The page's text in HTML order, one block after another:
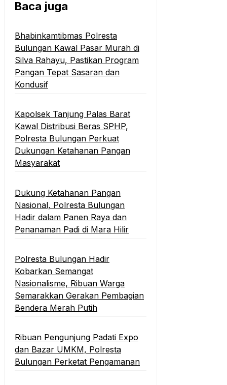
Baca juga
Bhabinkamtibmas Polresta
Bulungan Kawal Pasar Murah di
Silva Rahayu, Pastikan Program
Pangan Tepat Sasaran dan
Kondusif
Kapolsek Tanjung Palas Barat
Kawal Distribusi Beras SPHP,
Polresta Bulungan Perkuat
Dukungan Ketahanan Pangan
Masyarakat
Dukung Ketahanan Pangan
Nasional, Polresta Bulungan
Hadir dalam Panen Raya dan
Penanaman Padi di Mara Hilir
Polresta Bulungan Hadir
Kobarkan Semangat
Nasionalisme, Ribuan Warga
Semarakkan Gerakan Pembagian
Bendera Merah Putih
Ribuan Pengunjung Padati Expo
dan Bazar UMKM, Polresta
Bulungan Perketat Pengamanan